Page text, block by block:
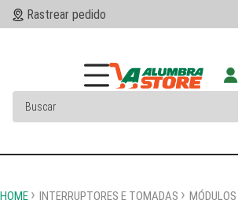
Rastrear pedido
HOME INTERRUPTORES E TOMADAS MÓDULOS